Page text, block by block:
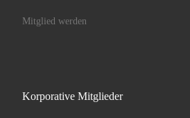
Mitglied werden
Korporative Mitglieder